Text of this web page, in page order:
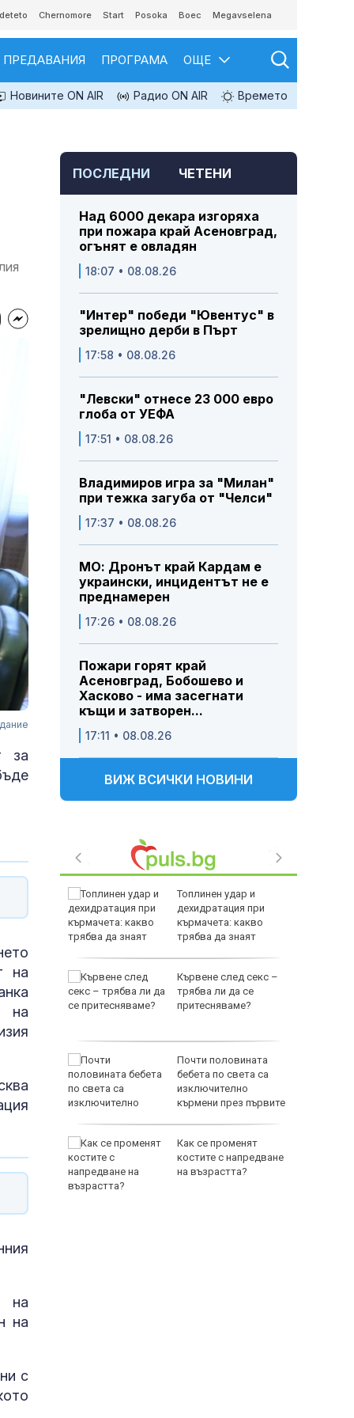
Chernomore Start Posoka Boec Megavselena
ПРЕДАВАНИЯ ПРОГРАМА ОЩЕ
Новините ON AIR Радио ON AIR Времето
за
на
на
на
на
с
ПОСЛЕДНИ ЧЕТЕНИ
Над 6000 декара изгоряха
при пожара край Асеновград,
огънят е овладян
18:07 • 08.08.26
"Интер" победи "Ювентус" в
зрелищно дерби в Пърт
17:58 • 08.08.26
"Левски" отнесе 23 000 евро
глоба от УЕФА
17:51 • 08.08.26
Владимиров игра за "Милан"
при тежка загуба от "Челси"
17:37 • 08.08.26
МО: Дронът край Кардам е
украински, инцидентът не е
преднамерен
17:26 • 08.08.26
Пожари горят край
Асеновград, Бобошево и
Хасково - има засегнати
къщи и затворен...
17:11 • 08.08.26
ВИЖ ВСИЧКИ НОВИНИ
Да
Топлинен удар и
дехидратация при
кърмачета: какво
трябва да знаят
Кървене след секс –
трябва ли да се
притесняваме?
Почти половината
бебета по света са
изключително
кърмени през първите
Как се променят
костите с напредване
на възрастта?